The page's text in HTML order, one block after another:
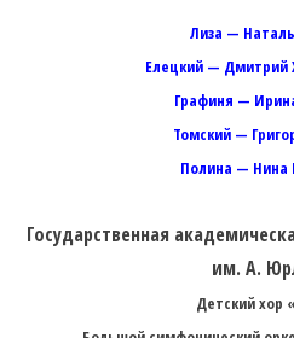
Лиза —
Елецкий — Дмитрий
Графиня —
Томский —
Полина — Нина
Государственная
им. А.
Детский хор